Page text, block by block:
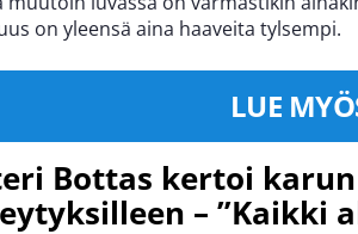
on yleensä aina haaveita tylsempi.
LUE
Bottas kertoi
– ”Kaikki